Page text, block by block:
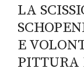
LA
E
PITTURA